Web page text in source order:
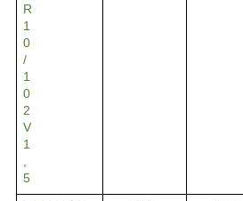
R
1
0
/
1
0
2
V
1
5